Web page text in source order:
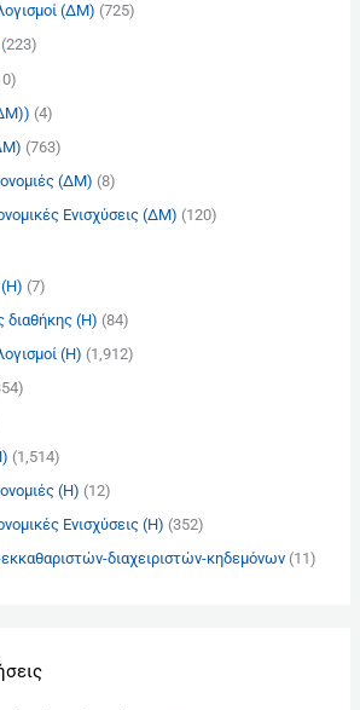
(ΔΜ) (725)
(223)
(4)
(763)
(ΔΜ) (8)
Ενισχύσεις (ΔΜ) (120)
(Η) (7)
διαθήκης (Η) (84)
(Η) (1,912)
(1,514)
(Η) (12)
Ενισχύσεις (Η) (352)
διαχειριστών-κηδεμόνων(11)